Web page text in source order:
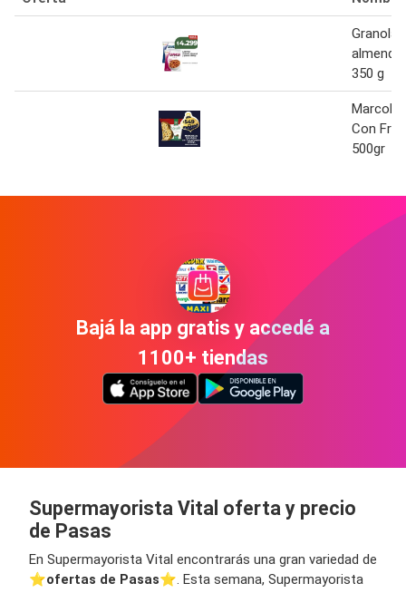
Granola
350 g
Marcolla
Con
500gr
Bajá la app gratis y accedé a
1100+ tiendas
Supermayorista Vital oferta y precio
de Pasas
En Supermayorista Vital encontrarás una gran variedad de
⭐️ofertas de Pasas⭐️. Esta semana, Supermayorista